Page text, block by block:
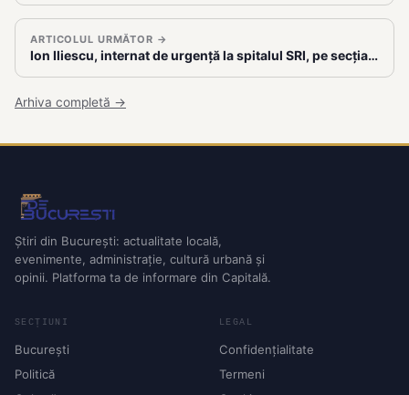
ARTICOLUL URMĂTOR →
Ion Iliescu, internat de urgență la spitalul SRI, pe secția…
Arhiva completă →
Știri din București: actualitate locală,
evenimente, administrație, cultură urbană și
opinii. Platforma ta de informare din Capitală.
SECȚIUNI
București
Politică
LEGAL
Confidențialitate
Termeni